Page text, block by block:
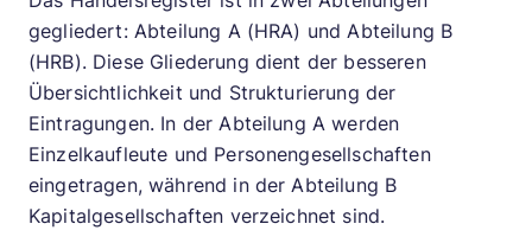
gegliedert: Abteilung A (HRA) und Abteilung B
(HRB). Diese Gliederung dient der besseren
Übersichtlichkeit und Strukturierung der
Eintragungen. In der Abteilung A werden
Einzelkaufleute und Personengesellschaften
eingetragen, während in der Abteilung B
Kapitalgesellschaften verzeichnet sind.